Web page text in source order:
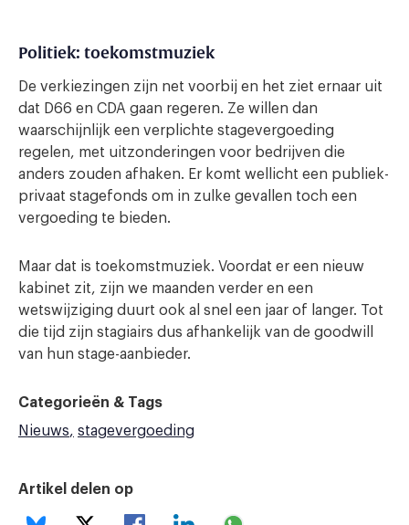
Politiek: toekomstmuziek
De verkiezingen zijn net voorbij en het ziet ernaar uit
dat D66 en CDA gaan regeren. Ze willen dan
waarschijnlijk een verplichte stagevergoeding
regelen, met uitzonderingen voor bedrijven die
anders zouden afhaken. Er komt wellicht een publiek-
privaat stagefonds om in zulke gevallen toch een
vergoeding te bieden.
Maar dat is toekomstmuziek. Voordat er een nieuw
kabinet zit, zijn we maanden verder en een
wetswijziging duurt ook al snel een jaar of langer. Tot
die tijd zijn stagiairs dus afhankelijk van de goodwill
van hun stage-aanbieder.
Categorieën & Tags
Nieuws
stagevergoeding
Artikel delen op